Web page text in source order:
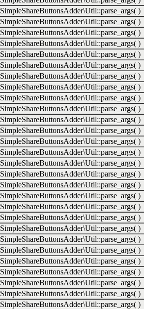
SimpleShareButtonsAdder\Util::parse_args( )
SimpleShareButtonsAdder\Util::parse_args( )
SimpleShareButtonsAdder\Util::parse_args( )
SimpleShareButtonsAdder\Util::parse_args( )
SimpleShareButtonsAdder\Util::parse_args( )
SimpleShareButtonsAdder\Util::parse_args( )
SimpleShareButtonsAdder\Util::parse_args( )
SimpleShareButtonsAdder\Util::parse_args( )
SimpleShareButtonsAdder\Util::parse_args( )
SimpleShareButtonsAdder\Util::parse_args( )
SimpleShareButtonsAdder\Util::parse_args( )
SimpleShareButtonsAdder\Util::parse_args( )
SimpleShareButtonsAdder\Util::parse_args( )
SimpleShareButtonsAdder\Util::parse_args( )
SimpleShareButtonsAdder\Util::parse_args( )
SimpleShareButtonsAdder\Util::parse_args( )
SimpleShareButtonsAdder\Util::parse_args( )
SimpleShareButtonsAdder\Util::parse_args( )
SimpleShareButtonsAdder\Util::parse_args( )
SimpleShareButtonsAdder\Util::parse_args( )
SimpleShareButtonsAdder\Util::parse_args( )
SimpleShareButtonsAdder\Util::parse_args( )
SimpleShareButtonsAdder\Util::parse_args( )
SimpleShareButtonsAdder\Util::parse_args( )
SimpleShareButtonsAdder\Util::parse_args( )
SimpleShareButtonsAdder\Util::parse_args( )
SimpleShareButtonsAdder\Util::parse_args( )
SimpleShareButtonsAdder\Util::parse_args( )